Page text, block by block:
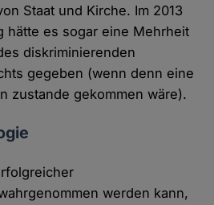
Staat und Kirche. Im 2013
hätte es sogar eine Mehrheit
diskriminierenden
gegeben (wenn denn eine
zustande gekommen wäre).
werden kann,